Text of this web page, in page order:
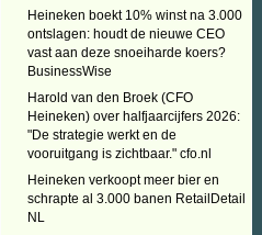
Heineken boekt 10% winst na 3.000
ontslagen: houdt de nieuwe CEO
vast aan deze snoeiharde koers?
BusinessWise
Harold van den Broek (CFO
Heineken) over halfjaarcijfers 2026:
"De strategie werkt en de
vooruitgang is zichtbaar." cfo.nl
Heineken verkoopt meer bier en
schrapte al 3.000 banen RetailDetail
NL